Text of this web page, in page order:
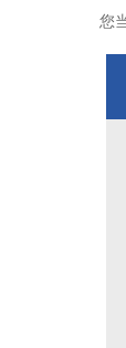
您